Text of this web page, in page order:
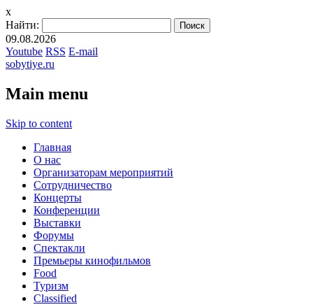
x
Найти:
09.08.2026
Youtube RSS E-mail
sobytiye.ru
Main menu
Skip to content
Главная
О нас
Организаторам мероприятий
Сотрудничество
Концерты
Конференции
Выставки
Форумы
Спектакли
Премьеры кинофильмов
Food
Туризм
Сlassified